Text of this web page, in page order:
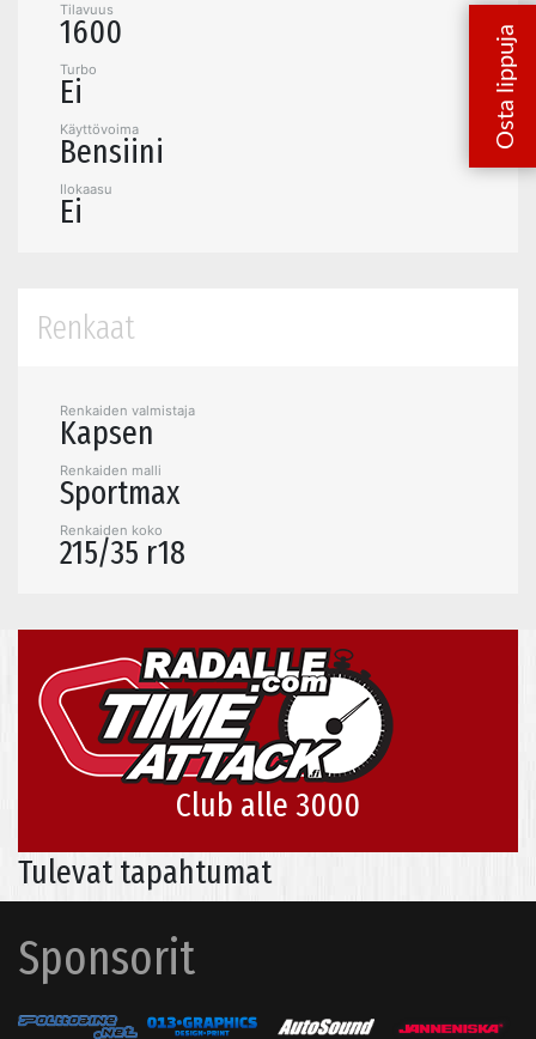
Tilavuus
1600
Turbo
Ei
Käyttövoima
Bensiini
Ilokaasu
Ei
Renkaat
Renkaiden valmistaja
Kapsen
Renkaiden malli
Sportmax
Renkaiden koko
215/35 r18
Club alle 3000
Tulevat tapahtumat
Sponsorit